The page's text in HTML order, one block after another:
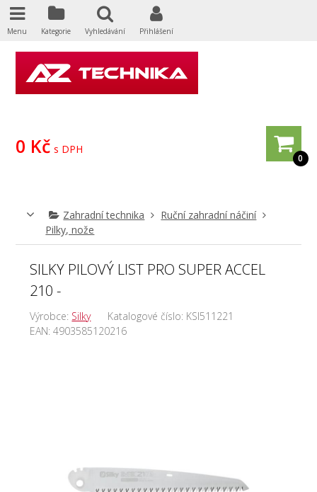
0
0 Kč s DPH
Zahradní technika
Ruční zahradní náčiní
Pilky, nože
SILKY PILOVÝ LIST PRO SUPER ACCEL
210 -
Výrobce: Silky Katalogové číslo: KSI511221
EAN:4903585120216
Menu Kategorie Vyhledávání Přihlášení